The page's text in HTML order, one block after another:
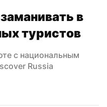
в
туристов
с национальным
Russia